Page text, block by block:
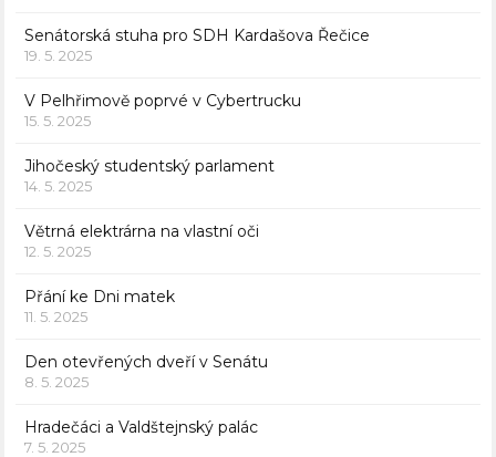
Senátorská stuha pro SDH Kardašova Řečice
19. 5. 2025
V Pelhřimově poprvé v Cybertrucku
15. 5. 2025
Jihočeský studentský parlament
14. 5. 2025
Větrná elektrárna na vlastní oči
12. 5. 2025
Přání ke Dni matek
11. 5. 2025
Den otevřených dveří v Senátu
8. 5. 2025
Hradečáci a Valdštejnský palác
7. 5. 2025